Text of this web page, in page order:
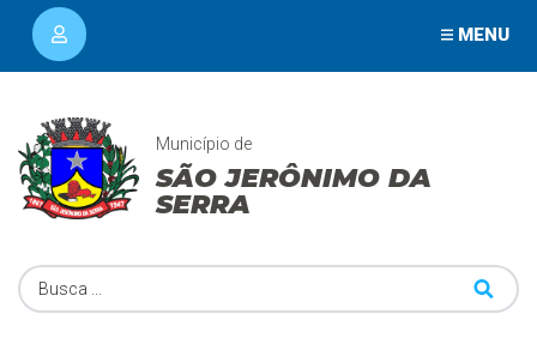
MENU
Município de
SÃO JERÔNIMO DA
SERRA